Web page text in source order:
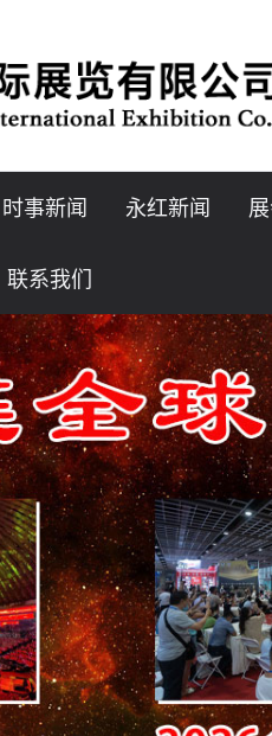
时事新闻 永红新闻
联系我们